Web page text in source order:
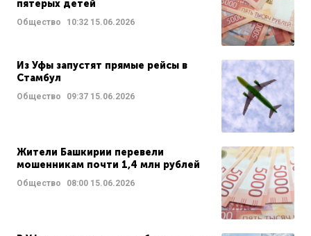
пятерых детей
Общество 10:32 15.06.2026
Из Уфы запустят прямые рейсы в
Стамбул
Общество 09:37 15.06.2026
Жители Башкирии перевели
мошенникам почти 1,4 млн рублей
Общество 08:00 15.06.2026